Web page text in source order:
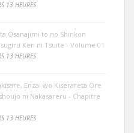
13 HEURES
Osanajimi to no Shinkon
Ken ni Tsuite - Volume 01
13 HEURES
Enzai wo Kiserareta Ore
ni Nakasareru - Chapitre
13 HEURES